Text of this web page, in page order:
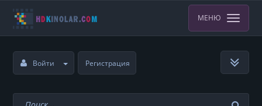
МЕНЮ
Войти Регистрация